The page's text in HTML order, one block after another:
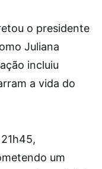
o presidente
Juliana
incluiu
a vida do
um